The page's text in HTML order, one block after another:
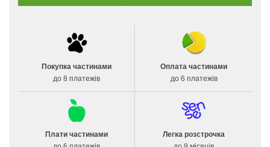
Покупка частинами
до 8 платежів
Оплата частинами
до 6 платежів
Плати частинами
Легка розстрочка